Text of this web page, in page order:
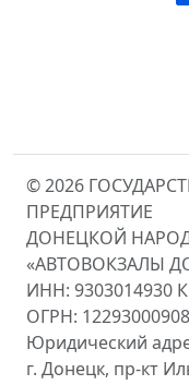
© 2026
ПРЕДПРИЯТИЕ
ДОНЕЦКОЙ
«АВТОВОКЗАЛЫ
ИНН: 9303014930
ОГРН:
Юридический
г. Донецк, пр-кт